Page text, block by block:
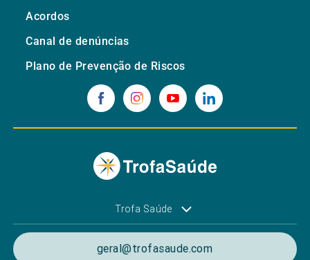
Acordos
Canal de denúncias
Plano de Prevenção de Riscos
Trofa Saúde
geral@trofasaude.com